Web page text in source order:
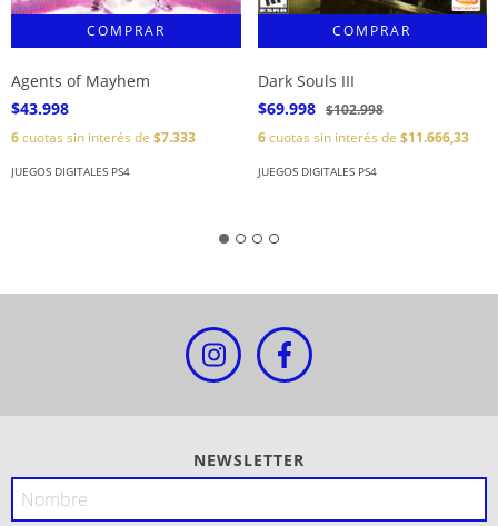
Agents of Mayhem
$43.998
6cuotas sin interés de $7.333
JUEGOS DIGITALES PS4
Dark Souls III
$69.998 $102.998
6cuotas sin interés de $11.666,33
JUEGOS DIGITALES PS4
NEWSLETTER